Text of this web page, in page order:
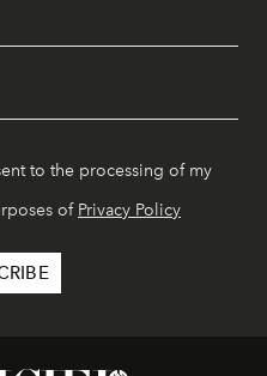
to the processing of my
of Privacy Policy